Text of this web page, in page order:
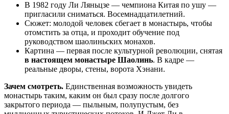
В 1982 году Ли Ляньцзе — чемпиона Китая по ушу —
пригласили сниматься. Восемнадцатилетний.
Сюжет: молодой человек сбегает в монастырь, чтобы
отомстить за отца, и проходит обучение под
руководством шаолиньских монахов.
Картина — первая после культурной революции, снятая
в настоящем монастыре Шаолинь. В кадре —
реальные дворы, стены, ворота Хэнани.
Зачем смотреть. Единственная возможность увидеть
монастырь таким, каким он был сразу после долгого
закрытого периода — пыльным, полупустым, без